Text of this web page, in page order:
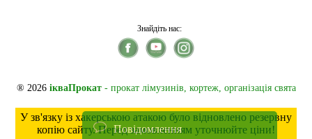
Знайдіть нас:
® 2026 ікваПрокат- прокат лімузинів, кортеж, організація свята
У зв'язку із хакерською атакою було відновлено резервну
копію сайту. Перед замовленням уточнюйте ціни!
Повідомлення